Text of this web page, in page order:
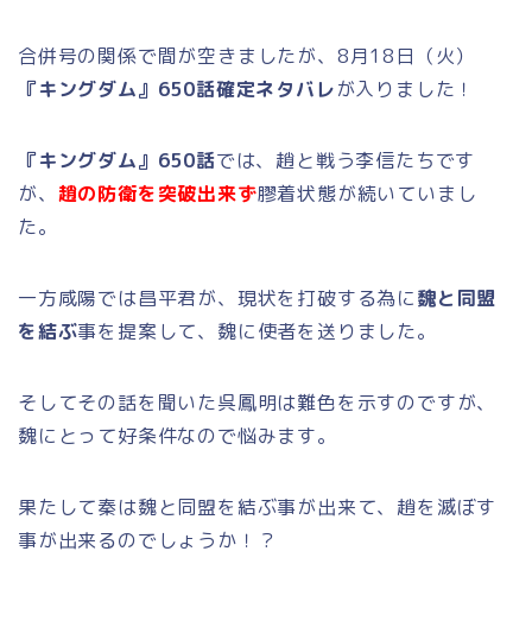
合併号の関係で間が空きましたが、8月18日（火）
『キングダム』650話確定ネタバレが入りました！
『キングダム』650話では、 趙と戦う李信たちです
が、 趙の防衛を突破出来ず膠着状態が続いていまし
た。
一方咸陽では昌平君が、現状を打破する為に魏と同盟
を結ぶ事を提案して、魏に使者を送りました。
そしてその話を聞いた呉鳳明は難色を示すのですが、
魏にとって好条件なので悩みます。
果たして秦は魏と同盟を結ぶ事が出来て、趙を滅ぼす
事が出来るのでしょうか！？